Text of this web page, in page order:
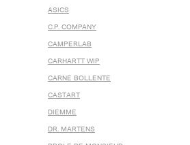
ASICS
C.P. COMPANY
CAMPERLAB
CARHARTT WIP
CARNE BOLLENTE
CASTART
DIEMME
DR. MARTENS